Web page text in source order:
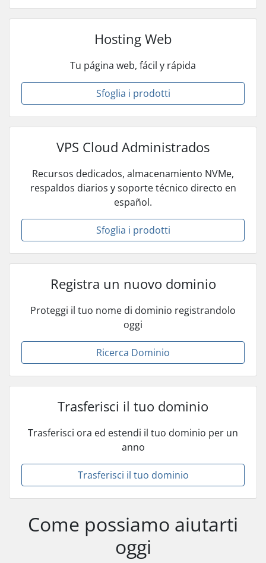
Hosting Web
Tu página web, fácil y rápida
Sfoglia i prodotti
VPS Cloud Administrados
Recursos dedicados, almacenamiento NVMe,
respaldos diarios y soporte técnico directo en
español.
Sfoglia i prodotti
Registra un nuovo dominio
Proteggi il tuo nome di dominio registrandolo
oggi
Ricerca Dominio
Trasferisci il tuo dominio
Trasferisci ora ed estendi il tuo dominio per un
anno
Trasferisci il tuo dominio
Come possiamo aiutarti
oggi